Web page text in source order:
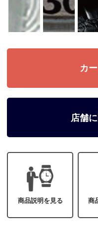
店舗
商品説明を見る 商